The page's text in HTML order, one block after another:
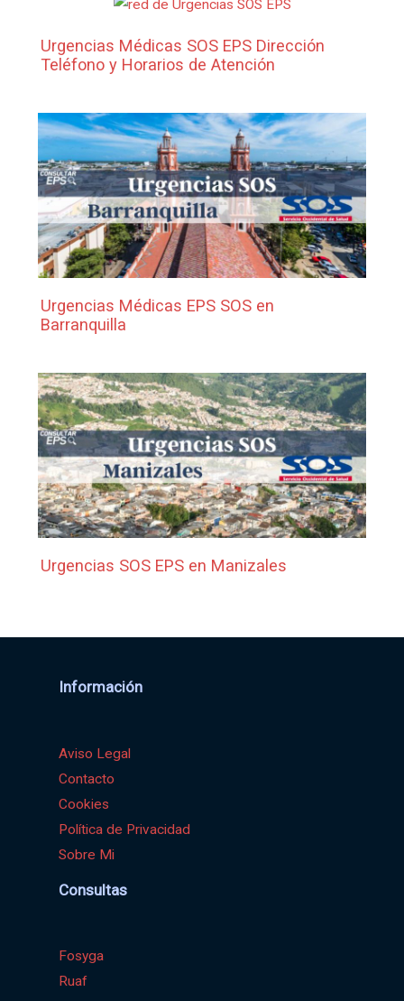
Urgencias Médicas SOS EPS Dirección
Teléfono y Horarios de Atención
Urgencias Médicas EPS SOS en
Barranquilla
Urgencias SOS EPS en Manizales
Información
Aviso Legal
Contacto
Cookies
Política de Privacidad
Sobre Mi
Consultas
Fosyga
Ruaf